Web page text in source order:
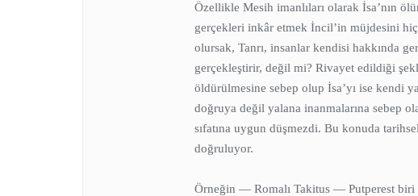
Özellikle Mesih imanlıları olarak İsa’nın
gerçekleri inkâr etmek İncil’in müjdesini
olursak, Tanrı, insanlar kendisi hakkında
gerçekleştirir, değil mi? Rivayet edildiği
öldürülmesine sebep olup İsa’yı ise kendi
doğruya değil yalana inanmalarına sebep
sıfatına uygun düşmezdi. Bu konuda
doğruluyor.
Örneğin — Romalı Takitus — Putperest biri